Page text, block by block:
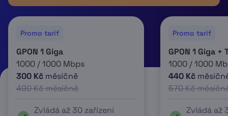
Promo tarif
GPON 1 Giga
1000 / 1000 Mbps
300 Kč měsíčně
490 Kč měsíčně
Zvládá až 30 zařízení
Promo tarif
GPON 1 Giga +
1000 / 1000
440 Kč
570 Kč
Zvládá až